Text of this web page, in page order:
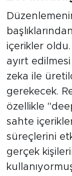
içerikler
ayırt
zeka ile
gerekecek.
özellikle
sahte
süreçlerini
gerçek